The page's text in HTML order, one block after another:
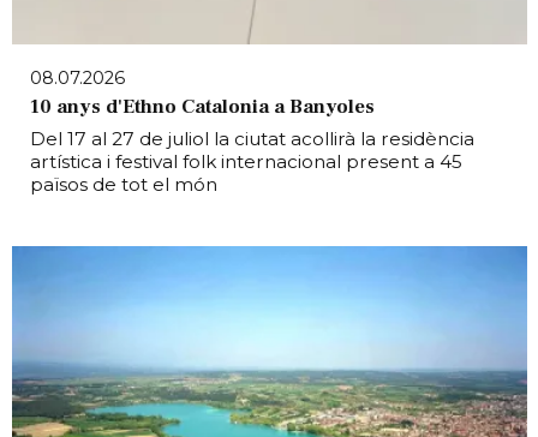
08.07.2026
10 anys d'Ethno Catalonia a Banyoles
Del 17 al 27 de juliol la ciutat acollirà la residència
artística i festival folk internacional present a 45
països de tot el món